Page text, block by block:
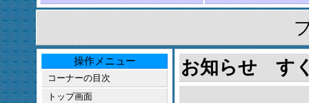
操作メニュー
コーナーの目次
トップ画面
お知らせ す